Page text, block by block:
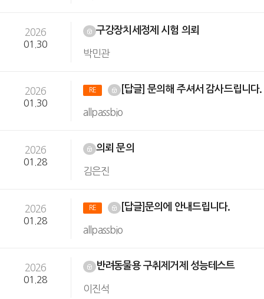
2026
01.30
구강장치세정제 시험 의뢰
박민관
2026
01.30
RE [답글] 문의해 주셔서 감사드립니다.
allpassbio
2026
01.28
의뢰 문의
김은진
2026
01.28
RE [답글]문의에 안내드립니다.
allpassbio
2026
01.28
반려동물용 구취제거제 성능테스트
이진석